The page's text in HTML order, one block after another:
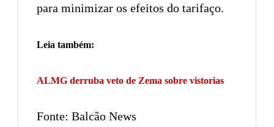
para minimizar os efeitos do tarifaço.
Leia também:
ALMG derruba veto de Zema sobre vistorias
Fonte: Balcão News